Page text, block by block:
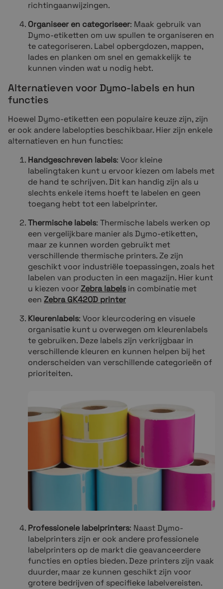
richtingaanwijzingen.
Organiseer en categoriseer: Maak gebruik van
Dymo-etiketten om uw spullen te organiseren en
te categoriseren. Label opbergdozen, mappen,
lades en planken om snel en gemakkelijk te
kunnen vinden wat u nodig hebt.
Alternatieven voor Dymo-labels en hun
functies
Hoewel Dymo-etiketten een populaire keuze zijn, zijn
er ook andere labelopties beschikbaar. Hier zijn enkele
alternatieven en hun functies:
Handgeschreven labels: Voor kleine
labelingtaken kunt u ervoor kiezen om labels met
de hand te schrijven. Dit kan handig zijn als u
slechts enkele items hoeft te labelen en geen
toegang hebt tot een labelprinter.
Thermische labels: Thermische labels werken op
een vergelijkbare manier als Dymo-etiketten,
maar ze kunnen worden gebruikt met
verschillende thermische printers. Ze zijn
geschikt voor industriële toepassingen, zoals het
labelen van producten in een magazijn. Hier kunt
u kiezen voor Zebra labelsin combinatie met
een Zebra GK420D printer
Kleurenlabels: Voor kleurcodering en visuele
organisatie kunt u overwegen om kleurenlabels
te gebruiken. Deze labels zijn verkrijgbaar in
verschillende kleuren en kunnen helpen bij het
onderscheiden van verschillende categorieën of
prioriteiten.
Professionele labelprinters: Naast Dymo-
labelprinters zijn er ook andere professionele
labelprinters op de markt die geavanceerdere
functies en opties bieden. Deze printers zijn vaak
duurder, maar ze kunnen geschikt zijn voor
grotere bedrijven of specifieke labelvereisten.